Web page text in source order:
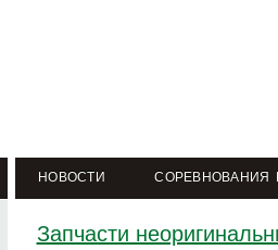
НОВОСТИ СОРЕВНОВАНИЯ
Запчасти